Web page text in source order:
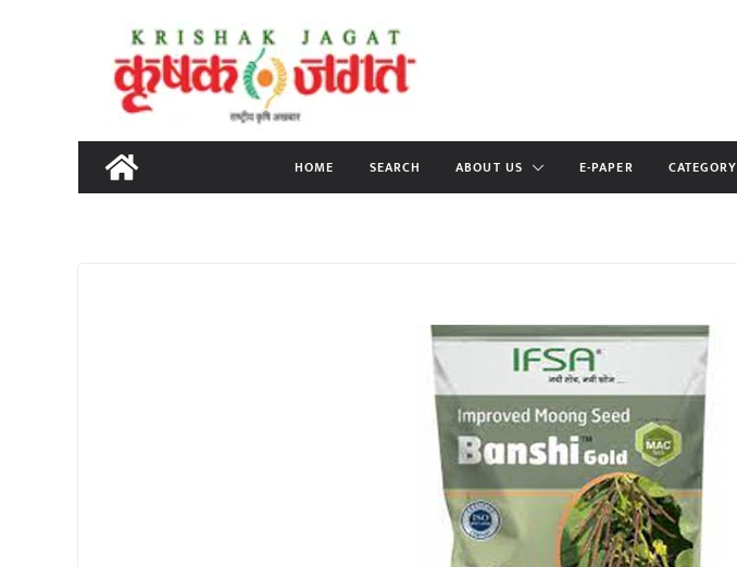
content
HOME SEARCH ABOUT US E-PAPER CATEGORY